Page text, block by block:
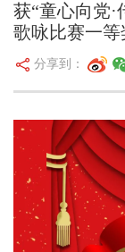
获“童心向党·
歌咏比赛一等
分享到：